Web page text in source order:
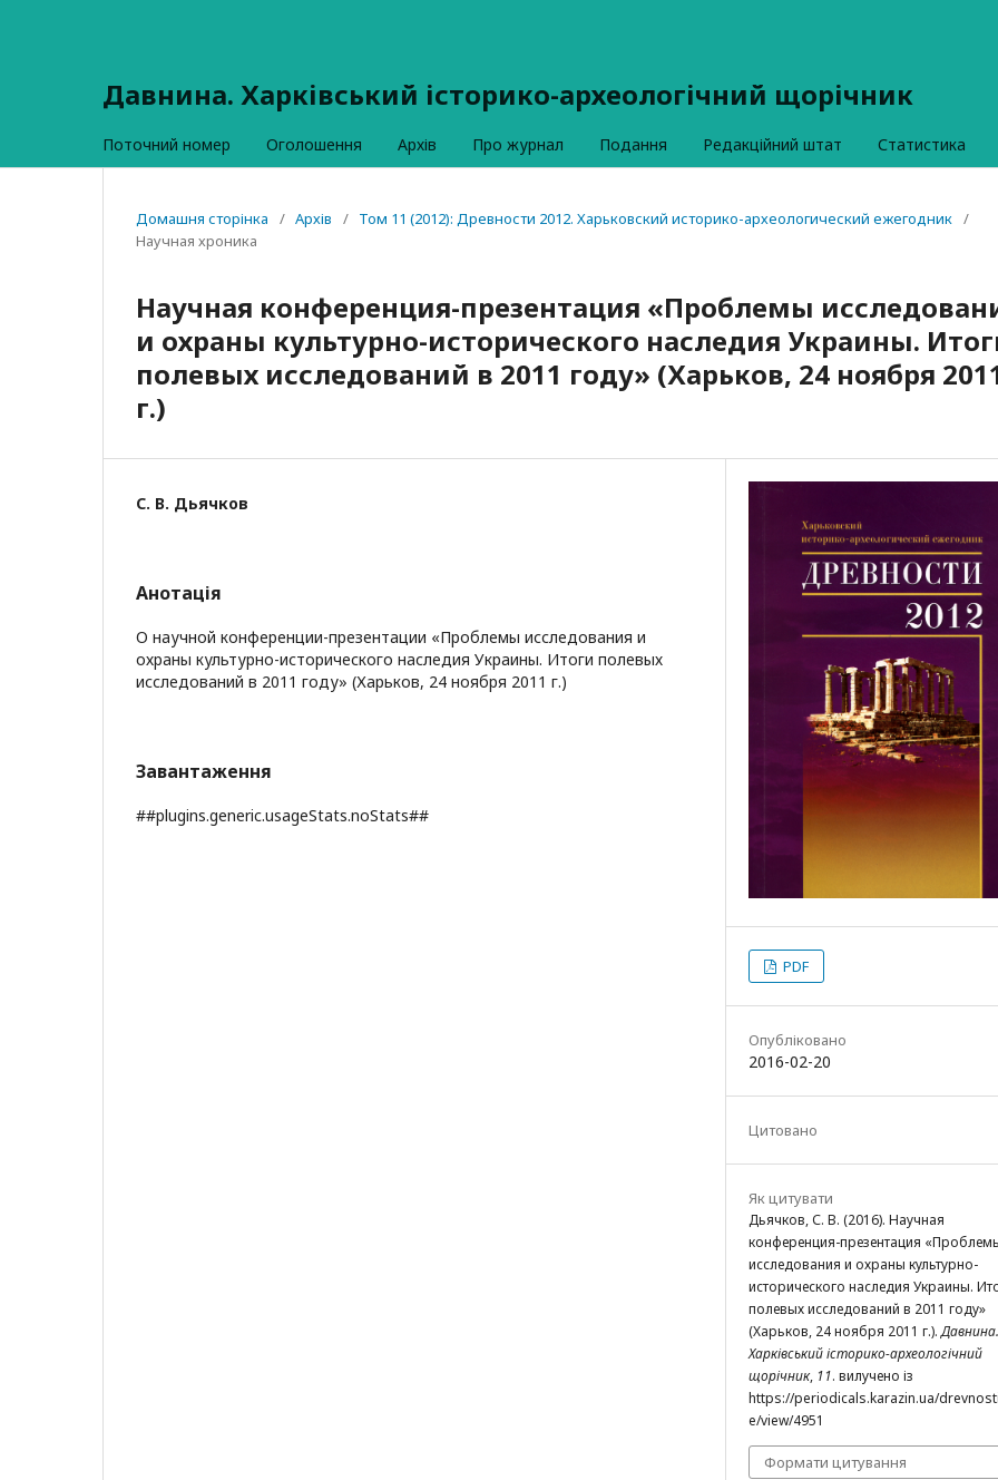
Давнина. Харківський історико-археологічний щорічник
Поточний номер Оголошення Архів Про журнал Подання Редакційний штат Статистика
Домашня сторінка / Архів / Том 11 (2012): Древности 2012. Харьковский историко-археологический ежегодник /
Научная хроника
Научная конференция-презентация «Проблемы
и охраны культурно-исторического наследия Украины.
полевых исследований в 2011 году» (Харьков, 24 ноября
г.)
С. В. Дьячков
Анотація
О научной конференции-презентации «Проблемы исследования и
охраны культурно-исторического наследия Украины. Итоги полевых
исследований в 2011 году» (Харьков, 24 ноября 2011 г.)
Завантаження
##plugins.generic.usageStats.noStats##
PDF
Опубліковано
2016-02-20
Цитовано
Як цитувати
Дьячков, С. В. (2016). Научная
конференция-презентация
исследования и охраны культурно-
исторического наследия Украины.
полевых исследований в 2011 году»
(Харьков, 24 ноября 2011 г.).Давнина.
Харківський історико-археологічний
щорічник, 11. вилучено із
https://periodicals.karazin.ua/
e/view/4951
Формати цитування